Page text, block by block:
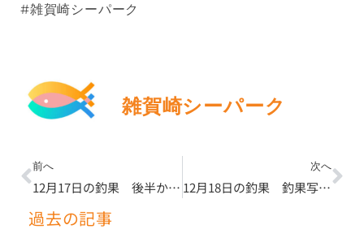
#雑賀崎シーパーク
雑賀崎シーパーク
Prev
前へ
12月17日の釣果 後半から高活性に
次へ
12月18日の釣果 釣果写真たくさん撮らせていただきました
過去の記事